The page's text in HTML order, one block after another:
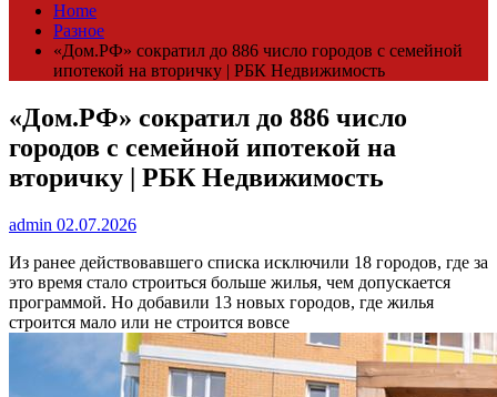
Home
Разное
«Дом.РФ» сократил до 886 число городов с семейной
ипотекой на вторичку | РБК Недвижимость
«Дом.РФ» сократил до 886 число
городов с семейной ипотекой на
вторичку | РБК Недвижимость
admin 02.07.2026
Из ранее действовавшего списка исключили 18 городов, где за
это время стало строиться больше жилья, чем допускается
программой. Но добавили 13 новых городов, где жилья
строится мало или не строится вовсе